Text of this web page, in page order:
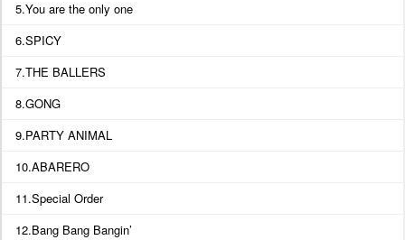
5.You are the only one
6.SPICY
7.THE BALLERS
8.GONG
9.PARTY ANIMAL
10.ABARERO
11.Special Order
12.Bang Bang Bangin’